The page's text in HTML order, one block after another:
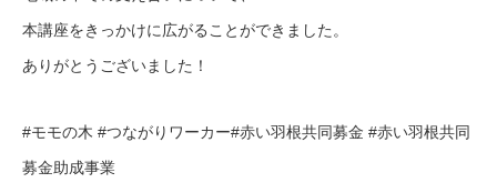
本講座をきっかけに広がることができました。
ありがとうございました！
#モモの木 #つながりワーカー#赤い羽根共同募金 #赤い羽根共同
募金助成事業